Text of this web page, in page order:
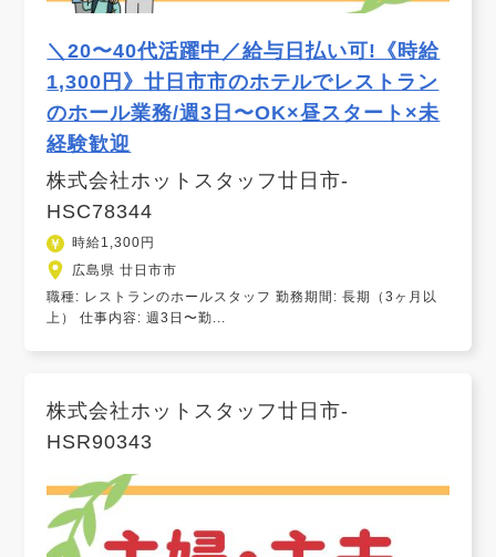
＼20〜40代活躍中／給与日払い可!《時給
1,300円》廿日市市のホテルでレストラン
のホール業務/週3日〜OK×昼スタート×未
経験歓迎
株式会社ホットスタッフ廿日市-
HSC78344
時給1,300円
広島県 廿日市市
職種: レストランのホールスタッフ 勤務期間: 長期（3ヶ月以
上） 仕事内容: 週3日〜勤...
株式会社ホットスタッフ廿日市-
HSR90343